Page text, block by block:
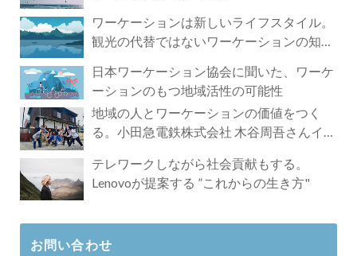
ワーケーションは新しいライフスタイル。
観光の代替ではないワーケーションの知ら
日本ワーケーション協会に聞いた、ワーケ
ーションのもつ地域活性の可能性
地域の人とワーケーションの価値をつく
る。小田急電鉄株式会社 木谷周吾さんイン
テレワークしながら社会貢献もする。
Lenovoが提案する ”これからの生き方"
お問い合わせ